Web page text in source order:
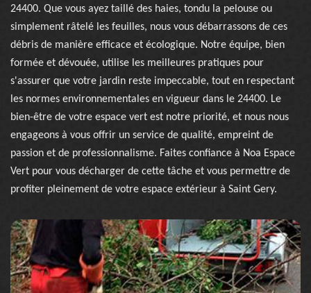
24400. Que vous ayez taillé des haies, tondu la pelouse ou
simplement râtelé les feuilles, nous vous débarrassons de ces
débris de manière efficace et écologique. Notre équipe, bien
formée et dévouée, utilise les meilleures pratiques pour
s'assurer que votre jardin reste impeccable, tout en respectant
les normes environnementales en vigueur dans le 24400. Le
bien-être de votre espace vert est notre priorité, et nous nous
engageons à vous offrir un service de qualité, empreint de
passion et de professionnalisme. Faites confiance à Noa Espace
Vert pour vous décharger de cette tâche et vous permettre de
profiter pleinement de votre espace extérieur à Saint Gery.